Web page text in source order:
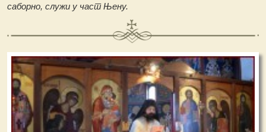
саборно, служи у част Њену.